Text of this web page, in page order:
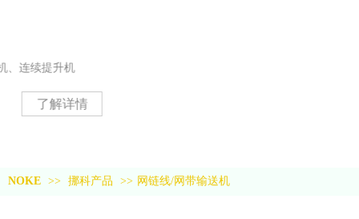
NOKE >> 挪科产品 >> 网链线/网带输送机